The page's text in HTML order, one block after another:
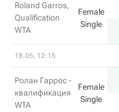
Roland Garros,
Qualification
WTA
Female
Single
18.05, 12:15
Ролан Гаррос -
квалификация
WTA
Female
Single